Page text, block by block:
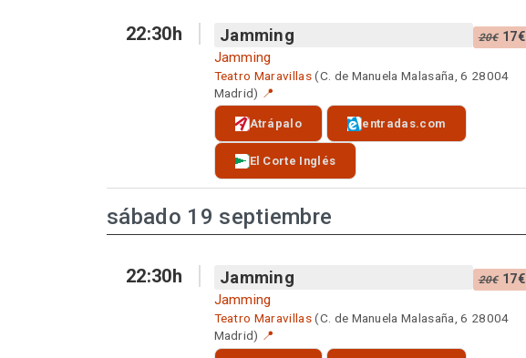
22:30h Jamming 20€17€
Jamming
Teatro Maravillas(C. de Manuela Malasaña, 6 28004
Madrid) 📍
Atrápalo entradas.com
El Corte Inglés
sábado 19 septiembre
22:30h Jamming 20€17€
Jamming
Teatro Maravillas(C. de Manuela Malasaña, 6 28004
Madrid) 📍